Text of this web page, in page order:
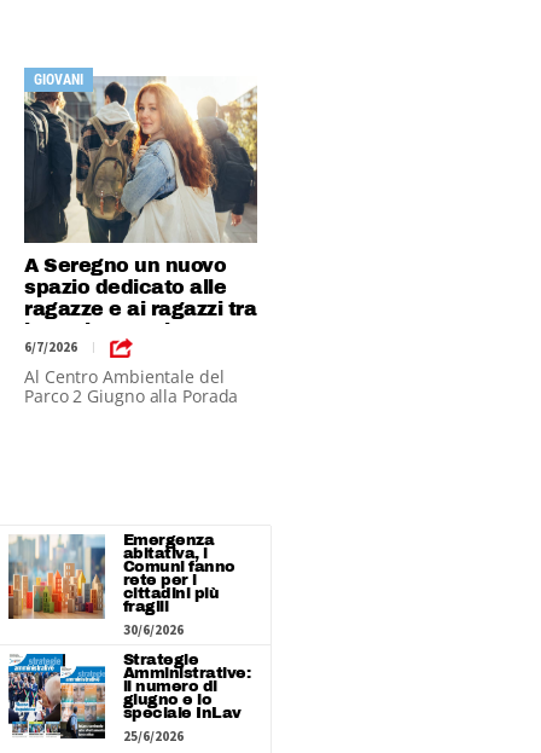
GIOVANI
A Seregno un nuovo
spazio dedicato alle
ragazze e ai ragazzi tra
i 13 e i 18 anni
6/7/2026 |
Al Centro Ambientale del
Parco 2 Giugno alla Porada
Emergenza
abitativa, i
Comuni fanno
rete per i
cittadini più
fragili
30/6/2026
Strategie
Amministrative:
il numero di
giugno e lo
speciale InLav
25/6/2026